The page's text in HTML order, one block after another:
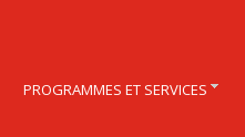
PROGRAMMES ET SERVICES